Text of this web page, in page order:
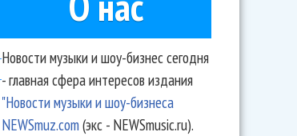
Новости музыки и шоу-бизнес сегодня
- главная сфера интересов издания
"Новости музыки и шоу-бизнеса
NEWSmuz.com(экс - NEWSmusic.ru).